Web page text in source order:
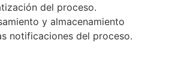
del proceso.
y almacenamiento
notificaciones del proceso.